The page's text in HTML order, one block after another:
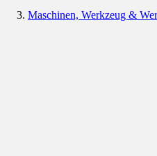
Maschinen, Werkzeug &